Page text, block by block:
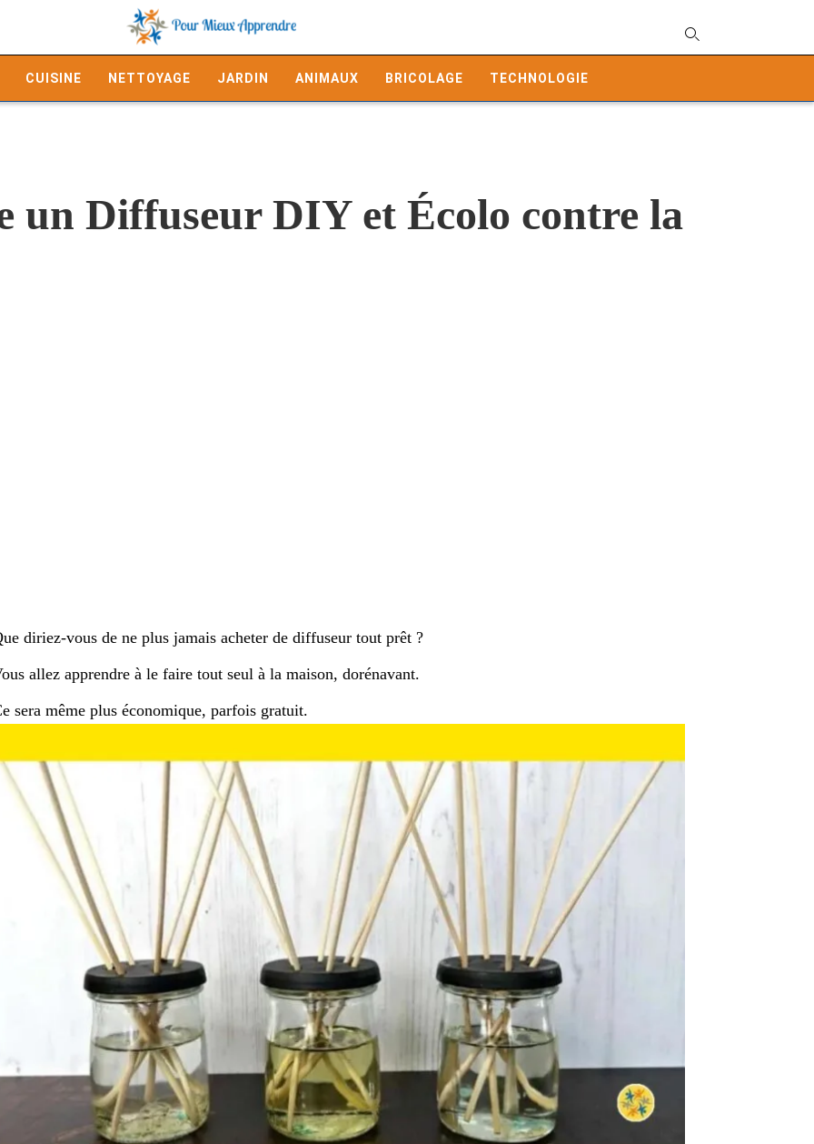
CUISINE NETTOYAGE JARDIN ANIMAUX BRICOLAGE TECHNOLOGIE
un Diffuseur DIY et Écolo contre la
diriez-vous de ne plus jamais acheter de diffuseur tout prêt ?
allez apprendre à le faire tout seul à la maison, dorénavant.
sera même plus économique, parfois gratuit.